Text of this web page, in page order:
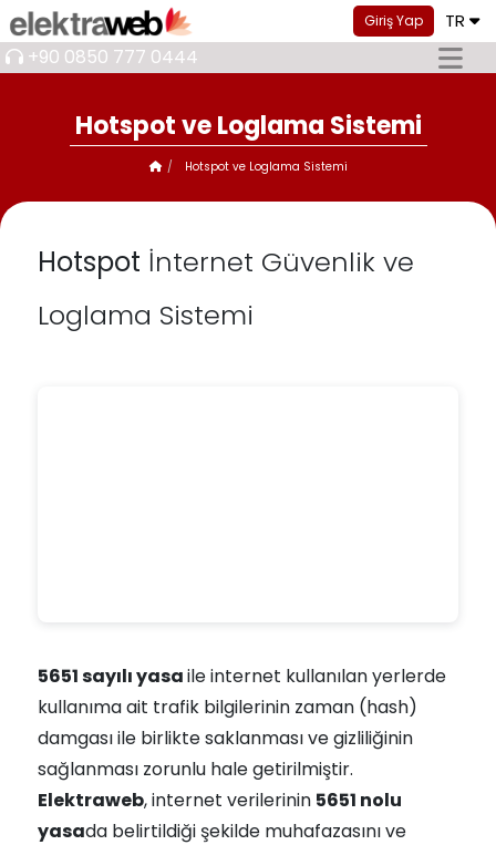
Giriş Yap TR
+90 0850 777 0444
Hotspot ve Loglama Sistemi
Hotspot ve Loglama Sistemi
Hotspot İnternet Güvenlik ve
Loglama Sistemi
5651 sayılı yasaile internet kullanılan yerlerde
kullanıma ait trafik bilgilerinin zaman (hash)
damgası ile birlikte saklanması ve gizliliğinin
sağlanması zorunlu hale getirilmiştir.
Elektraweb, internet verilerinin 5651 nolu
yasada belirtildiği şekilde muhafazasını ve